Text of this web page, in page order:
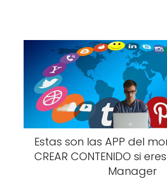
Estas son las APP del
CREAR CONTENIDO si
Manager